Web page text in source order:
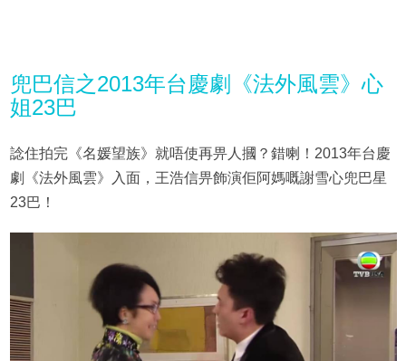
兜巴信之2013年台慶劇《法外風雲》心
姐23巴
諗住拍完《名媛望族》就唔使再畀人摑？錯喇！2013年台慶
劇《法外風雲》入面，王浩信畀飾演佢阿媽嘅謝雪心兜巴星
23巴！